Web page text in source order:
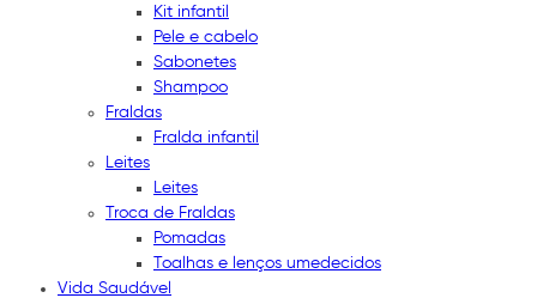
Kit infantil
Pele e cabelo
Sabonetes
Shampoo
Fraldas
Fralda infantil
Leites
Leites
Troca de Fraldas
Pomadas
Toalhas e lenços umedecidos
Vida Saudável